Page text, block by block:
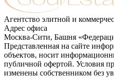
Агентство элитной и
Адрес офиса
Москва-Сити, Башня
Представленная на сайте
объектов, носит
публичной офертой. Условия
изменены собственником без